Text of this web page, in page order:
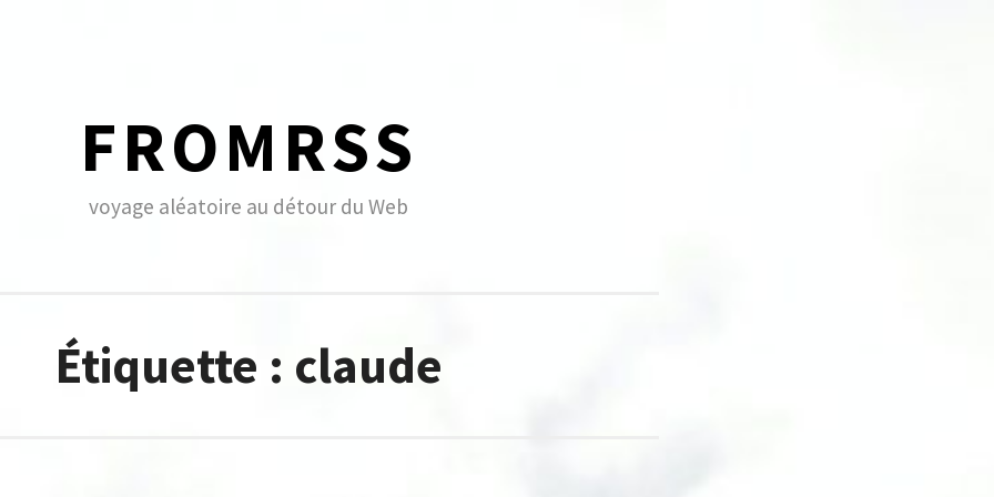
FROMRSS
voyage aléatoire au détour du Web
Étiquette : claude